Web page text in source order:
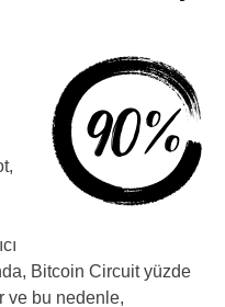
Bitcoin Circuit yüzde
ve bu nedenle,